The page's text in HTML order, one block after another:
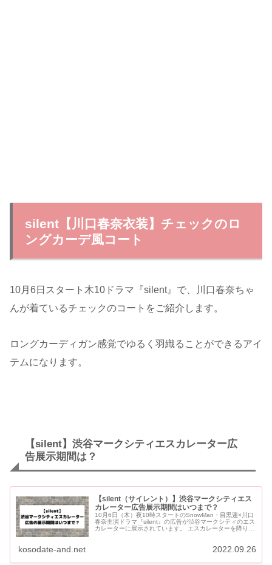
silent【川口春奈衣装】チェックのロ
ングカーデ風コート
10月6日スタート木10ドラマ『silent』で、川口春奈ちゃ
んが着ているチェックのコートをご紹介します。
ロングカーディガン感覚でゆるく羽織ることができるアイ
テムになります。
【silent】渋谷マークシティエスカレーター広
告展示期間は？
【silent（サイレント）】渋谷マークシティエス
カレーター広告展示期間はいつまで？
10月6日（木）夜10時スタートのSnowMan・目黒蓮×川口
春奈主演ドラマ『silent』の広告が渋谷マークシティのエス
カレーターに展示されています。 エスカレーターを降りた
kosodate-and.net 2022.09.26